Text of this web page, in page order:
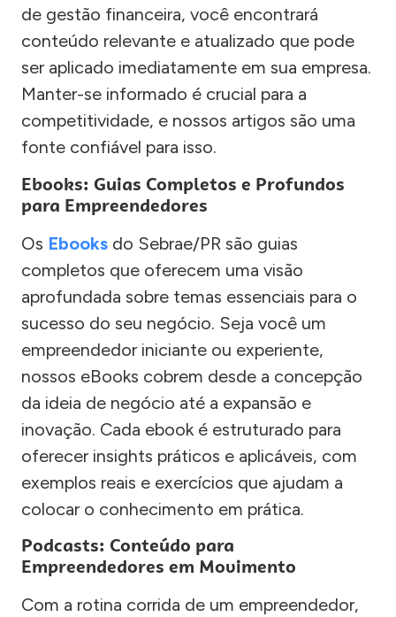
de gestão financeira, você encontrará
conteúdo relevante e atualizado que pode
ser aplicado imediatamente em sua empresa.
Manter-se informado é crucial para a
competitividade, e nossos artigos são uma
fonte confiável para isso.
Ebooks: Guias Completos e Profundos
para Empreendedores
Os Ebooks do Sebrae/PR são guias
completos que oferecem uma visão
aprofundada sobre temas essenciais para o
sucesso do seu negócio. Seja você um
empreendedor iniciante ou experiente,
nossos eBooks cobrem desde a concepção
da ideia de negócio até a expansão e
inovação. Cada ebook é estruturado para
oferecer insights práticos e aplicáveis, com
exemplos reais e exercícios que ajudam a
colocar o conhecimento em prática.
Podcasts: Conteúdo para
Empreendedores em Movimento
Com a rotina corrida de um empreendedor,